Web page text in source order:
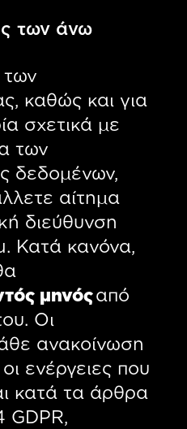
των άνω
των
καθώς και για
σχετικά με
των
δεδομένων,
αίτημα
διεύθυνση
Κατά κανόνα,
μηνόςαπό
Οι
ανακοίνωση
ενέργειες που
κατά τα άρθρα
GDPR,